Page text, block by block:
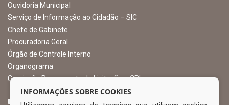
Ouvidoria Municipal
Serviço de Informação ao Cidadão – SIC
Chefe de Gabinete
Procuradoria Geral
Órgão de Controle Interno
Organograma
Comissão Permanente de Licitação – CPL
CURTA NOSSA FAN PAGE
INFORMAÇÕES SOBRE COOKIES